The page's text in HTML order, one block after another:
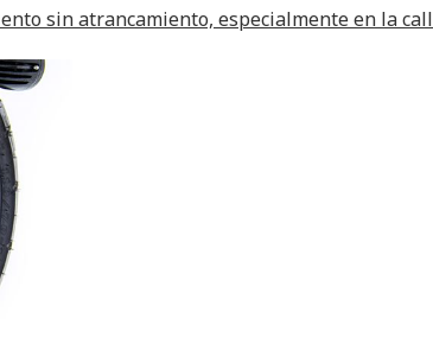
sin atrancamiento, especialmente en la